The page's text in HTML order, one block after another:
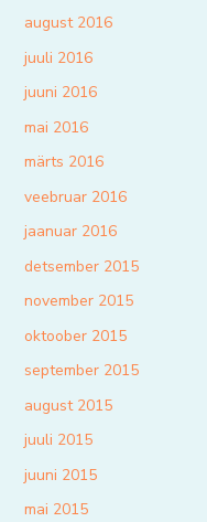
august 2016
juuli 2016
juuni 2016
mai 2016
märts 2016
veebruar 2016
jaanuar 2016
detsember 2015
november 2015
oktoober 2015
september 2015
august 2015
juuli 2015
juuni 2015
mai 2015